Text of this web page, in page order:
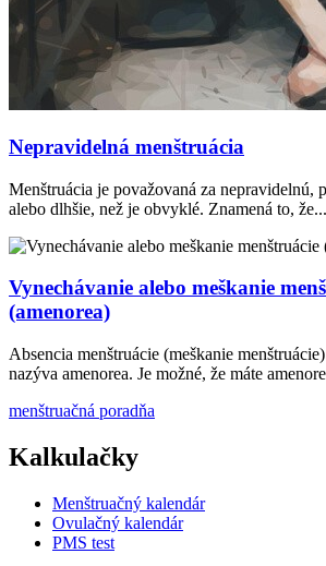
Nepravidelná menštruácia
Menštruácia je považovaná za nepravidelnú,
alebo dlhšie, než je obvyklé. Znamená to, že...
Vynechávanie alebo meškanie
(amenorea)
Absencia menštruácie (meškanie
nazýva amenorea. Je možné, že máte
menštruačná poradňa
Kalkulačky
Menštruačný kalendár
Ovulačný kalendár
PMS test